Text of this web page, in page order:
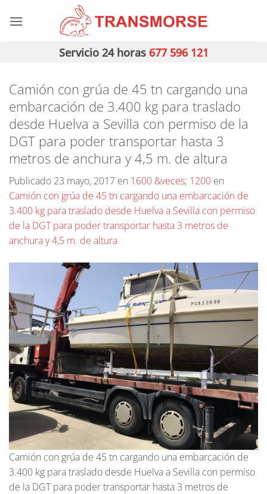
Servicio 24 horas 677 596 121
Camión con grúa de 45 tn cargando una
embarcación de 3.400 kg para traslado
desde Huelva a Sevilla con permiso de la
DGT para poder transportar hasta 3
metros de anchura y 4,5 m. de altura
Publicado 23 mayo, 2017 en 1600 &veces; 1200 en
Camión con grúa de 45 tn cargando una embarcación de
3.400 kg para traslado desde Huelva a Sevilla con permiso
de la DGT para poder transportar hasta 3 metros de
anchura y 4,5 m. de altura
Camión con grúa de 45 tn cargando una embarcación de
3.400 kg para traslado desde Huelva a Sevilla con permiso
de la DGT para poder transportar hasta 3 metros de